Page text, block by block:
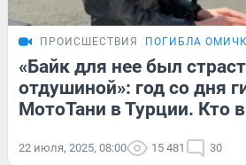
ПРОИСШЕСТВИЯ ПОГИБЛА
«Байк для нее был
отдушиной»: год со дня
МотоТани в Турции. Кто
22 июля, 2025, 08:00 15 481 30